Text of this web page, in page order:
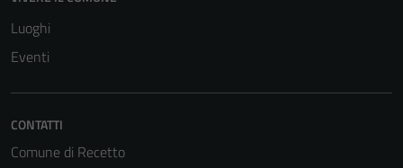
Luoghi
Eventi
CONTATTI
Comune di Recetto